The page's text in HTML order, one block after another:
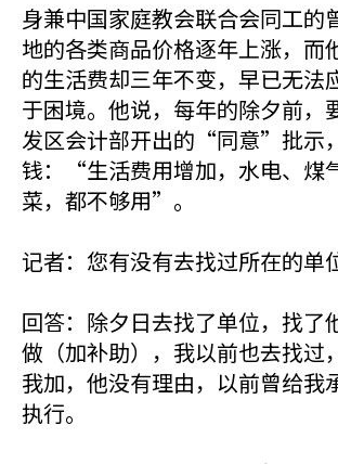
身兼中国家庭教会联合会同工的
地的各类商品价格逐年上涨，而
的生活费却三年不变，早已无法
于困境。他说，每年的除夕前，
发区会计部开出的“同意”批示
钱：“生活费用增加，水电、煤
菜，都不够用”。
记者：您有没有去找过所在的单
回答：除夕日去找了单位，找了
做（加补助），我以前也去找过
我加，他没有理由，以前曾给我
执行。